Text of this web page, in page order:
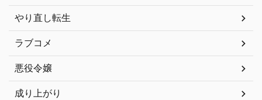
やり直し転生
ラブコメ
悪役令嬢
成り上がり